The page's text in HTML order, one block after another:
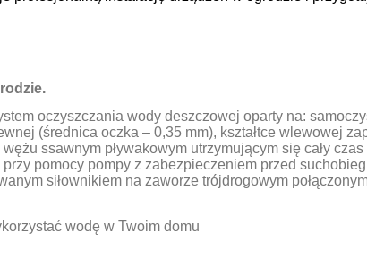
oczyszczania wody deszczowej oparty na:
(średnica oczka – 0,35 mm), kształtce wlewowej
ssawnym pływakowym utrzymującym się cały czas
pomocy pompy z zabezpieczeniem przed
siłownikiem na zaworze trójdrogowym
wodę w Twoim domu